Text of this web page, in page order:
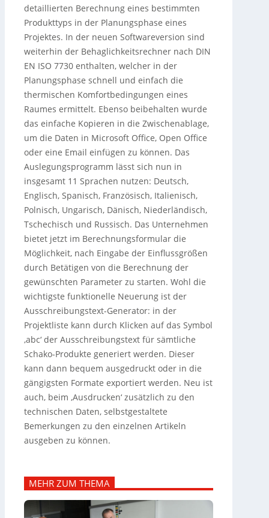
detaillierten Berechnung eines bestimmten
Produkttyps in der Planungsphase eines
Projektes. In der neuen Softwareversion sind
weiterhin der Behaglichkeitsrechner nach DIN
EN ISO 7730 enthalten, welcher in der
Planungsphase schnell und einfach die
thermischen Komfortbedingungen eines
Raumes ermittelt. Ebenso beibehalten wurde
das einfache Kopieren in die Zwischenablage,
um die Daten in Microsoft Office, Open Office
oder eine Email einfügen zu können. Das
Auslegungsprogramm lässt sich nun in
insgesamt 11 Sprachen nutzen: Deutsch,
Englisch, Spanisch, Französisch, Italienisch,
Polnisch, Ungarisch, Dänisch, Niederländisch,
Tschechisch und Russisch. Das Unternehmen
bietet jetzt im Berechnungsformular die
Möglichkeit, nach Eingabe der Einflussgrößen
durch Betätigen von die Berechnung der
gewünschten Parameter zu starten. Wohl die
wichtigste funktionelle Neuerung ist der
Ausschreibungstext-Generator: in der
Projektliste kann durch Klicken auf das Symbol
‚abc‘ der Ausschreibungstext für sämtliche
Schako-Produkte generiert werden. Dieser
kann dann bequem ausgedruckt oder in die
gängigsten Formate exportiert werden. Neu ist
auch, beim ‚Ausdrucken‘ zusätzlich zu den
technischen Daten, selbstgestaltete
Bemerkungen zu den einzelnen Artikeln
ausgeben zu können.
MEHR ZUM THEMA